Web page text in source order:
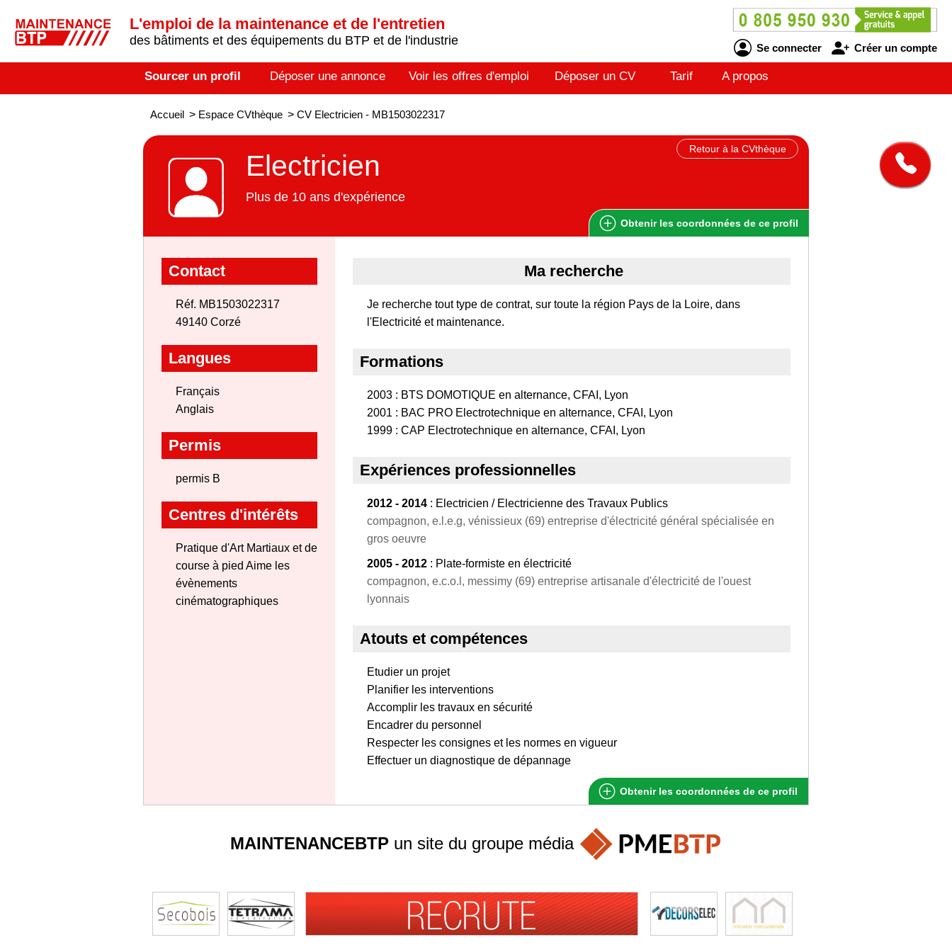
L'emploi de la maintenance et de l'entretien
des bâtiments et des équipements du BTP et de l'industrie
Se connecter Créer un compte
Sourcer un profil Déposer une annonce Voir les offres d'emploi Déposer un CV Tarif A propos
Accueil > Espace CVthèque > CV Electricien - MB1503022317
Retour à la CVthèque
Electricien
Plus de 10 ans d'expérience
Obtenir les coordonnées de ce profil
Contact
Réf. MB1503022317
49140 Corzé
Langues
Français
Anglais
Permis
permis B
Centres d'intérêts
Pratique d'Art Martiaux et de
course à pied Aime les
évènements
cinématographiques
Ma recherche
Je recherche tout type de contrat, sur toute la région Pays de la Loire, dans
l'Electricité et maintenance.
Formations
2003 : BTS DOMOTIQUE en alternance, CFAI, Lyon
2001 : BAC PRO Electrotechnique en alternance, CFAI, Lyon
1999 : CAP Electrotechnique en alternance, CFAI, Lyon
Expériences professionnelles
2012 - 2014 : Electricien / Electricienne des Travaux Publics
compagnon, e.l.e.g, vénissieux (69) entreprise d'électricité général spécialisée en
gros oeuvre
2005 - 2012 : Plate-formiste en électricité
compagnon, e.c.o.l, messimy (69) entreprise artisanale d'électricité de l'ouest
lyonnais
Atouts et compétences
Etudier un projet
Planifier les interventions
Accomplir les travaux en sécurité
Encadrer du personnel
Respecter les consignes et les normes en vigueur
Effectuer un diagnostique de dépannage
Obtenir les coordonnées de ce profil
MAINTENANCEBTPun site du groupe média